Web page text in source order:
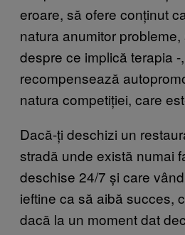
eroare, să ofere conținut
natura anumitor
despre ce implică terapia -
recompensează
natura competiției, care
Dacă-ți deschizi un
stradă unde există numai
deschise 24/7 și care
ieftine ca să aibă succes,
dacă la un moment dat